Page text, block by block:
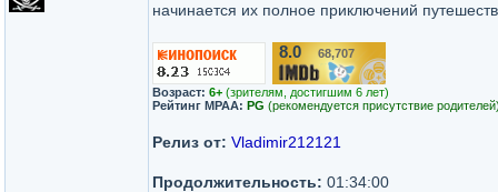
начинается их полное приключений
8.0 68,707
Возраст: 6+ (зрителям, достигшим 6 лет)
Рейтинг MPAA: PG (рекомендуется присутствие
Релиз от: Vladimir212121
Продолжительность: 01:34:00